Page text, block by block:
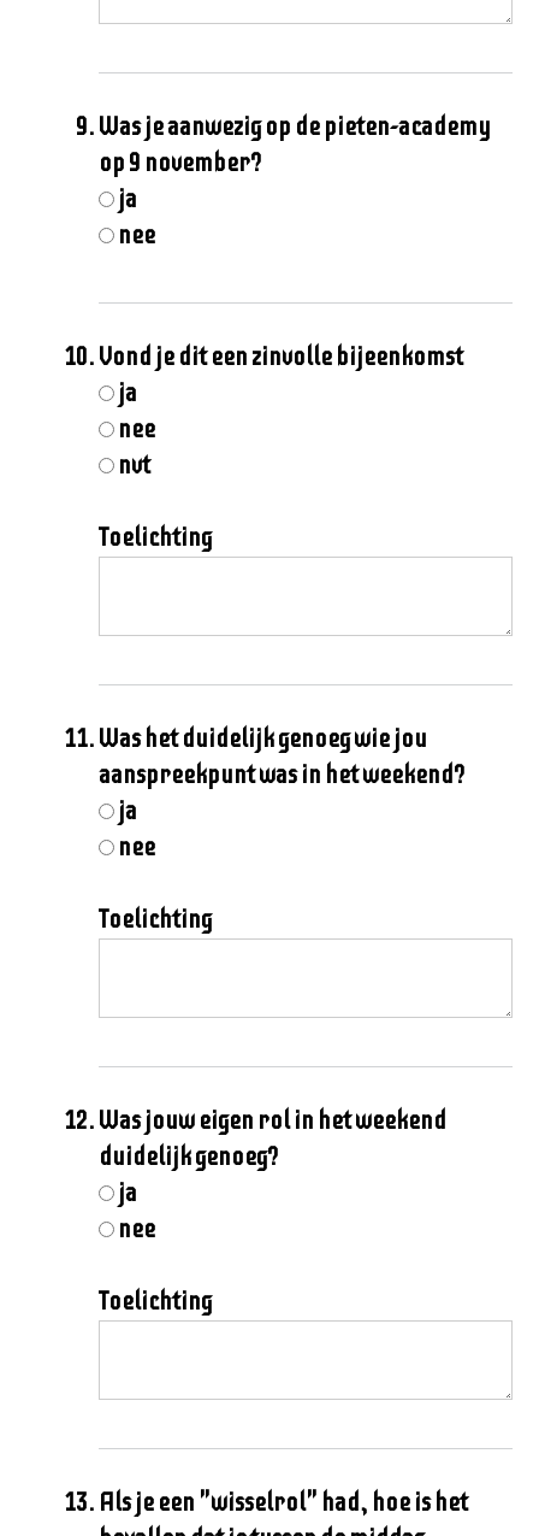
Was je aanwezig op de pieten-academy
op 9 november?
ja
nee
Vond je dit een zinvolle bijeenkomst
ja
nee
nvt
Toelichting
Was het duidelijk genoeg wie jou
aanspreekpunt was in het weekend?
ja
nee
Toelichting
Was jouw eigen rol in het weekend
duidelijk genoeg?
ja
nee
Toelichting
Als je een "wisselrol" had, hoe is het